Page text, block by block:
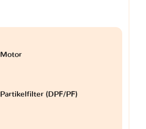
Motor
Partikelfilter (DPF/PF)